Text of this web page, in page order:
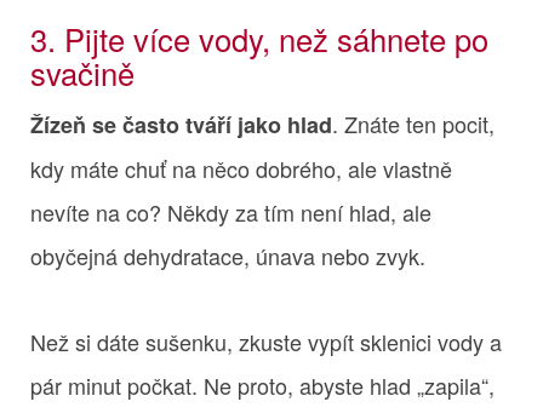
3. Pijte více vody, než sáhnete po
svačině
Žízeň se často tváří jako hlad. Znáte ten pocit,
kdy máte chuť na něco dobrého, ale vlastně
nevíte na co? Někdy za tím není hlad, ale
obyčejná dehydratace, únava nebo zvyk.
Než si dáte sušenku, zkuste vypít sklenici vody a
pár minut počkat. Ne proto, abyste hlad „zapila“,